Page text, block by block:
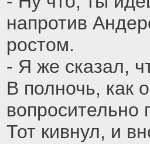
напротив
ростом.
- Я же сказал,
В полночь, как
вопросительно
Тот кивнул, и